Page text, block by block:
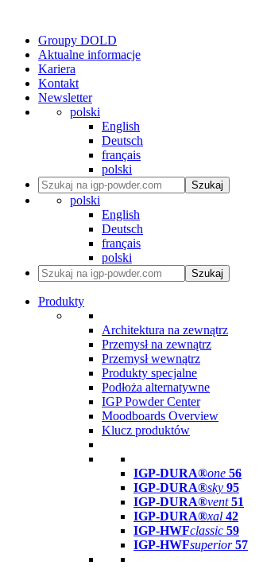
Groupy DOLD
Aktualne informacje
Kariera
Kontakt
Newsletter
polski
English
Deutsch
français
polski
Szukaj
polski
English
Deutsch
français
polski
Szukaj
Produkty
Architektura na zewnątrz
Przemysł na zewnątrz
Przemysł wewnątrz
Produkty specjalne
Podłoża alternatywne
IGP Powder Center
Moodboards Overview
Klucz produktów
IGP-DURA®one 56
IGP-DURA®sky 95
IGP-DURA®vent 51
IGP-DURA®xal 42
IGP-HWFclassic 59
IGP-HWFsuperior 57